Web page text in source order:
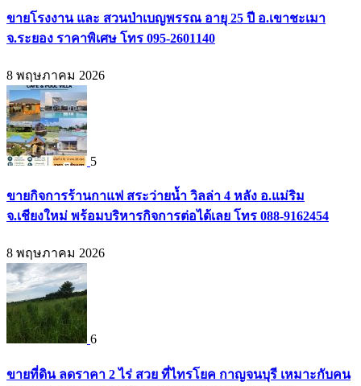
ขายโรงงาน และ สวนป่าเบญพรรณ อายุ 25 ปี อ.เขาชะเมา
จ.ระยอง ราคาพิเศษ โทร 095-2601140
8 พฤษภาคม 2026
5
ขายกิจการร้านกาแฟ สระว่ายน้ำ วิลล่า 4 หลัง อ.แม่ริม
จ.เชียงใหม่ พร้อมบริหารกิจการต่อได้เลย โทร 088-9162454
8 พฤษภาคม 2026
6
ขายที่ดิน ลดราคา 2 ไร่ สวย ที่ไทรโยค กาญจนบุรี เหมาะกับคน